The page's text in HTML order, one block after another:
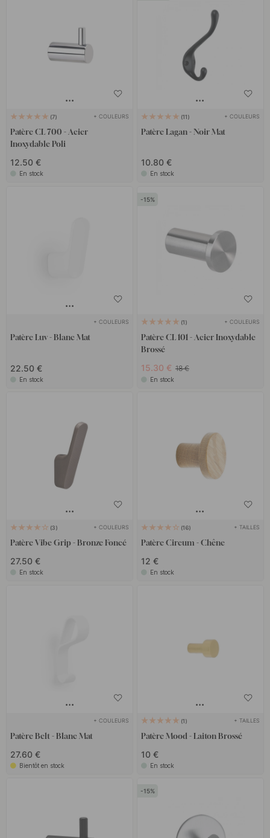
7 + COULEURS
Patère CL 700 - Acier
Inoxydable Poli
12.50 €
En stock
11 + COULEURS
Patère Lagan - Noir Mat
10.80 €
En stock
+ COULEURS
Patère Luv - Blanc Mat
22.50 €
En stock
15
1 + COULEURS
Patère CL 101 - Acier Inoxydable
Brossé
15.30 € 18 €
En stock
3 + COULEURS
Patère Vibe Grip - Bronze Foncé
27.50 €
En stock
16 + TAILLES
Patère Circum - Chêne
12 €
En stock
+ COULEURS
Patère Belt - Blanc Mat
27.60 €
Bientôt en stock
1 + TAILLES
Patère Mood - Laiton Brossé
10 €
En stock
15